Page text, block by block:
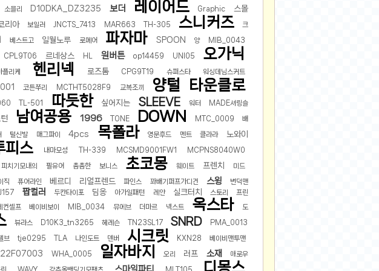
소믈리 D10DKA_DZ3235 보더 레이어드 Graphic
스몰
리아 보일러 JNCTS_7413 MAR663 TH-305 스니커즈 크
베스트고 일월노루 로메어 파자마 SPOON 양 MIB_0043
CPL9T06 르네상스 HL 원버튼 op14459 UNI05 오가닉
플리케 헨리넥 로즈톰 CPG9T19 슈퍼스타 워싱데님스커트
코튼쭈리 MCTHT5028F9 교복조끼 양털 타운클로
TL-501 따듯한 싶어지는 SLEEVE 워터 MADE셔링슬
남여공용 1996 TONE DOWN MTC_0009 배
털신발 매그파이 4pcs 목폴라 영문후드 멘트 클라라
노와이
피스 내마모성 TH-339 MCSMD9001FW1 MCPNS8040W0
피치기모내의 필유어 촘촘한 보니스 초코몽 웨이트 프렌치 미드
직 퓨어라인 베르디 리얼프렌드 파인스 꽈배기퍼프가디건 스윙
변덕맨
팝컬러 두칸타이포 딤옹 아가일패턴 레안 실크터치 스토리
프린
컨셀프 베이비보이 MIB_0034 뮤에브 더마르 넥스트 옥스타 도
뷰라스 D10K3_tn3265 헤레슨 TN23SL17 SNRD PMA_0013
브 tje0295 TLA 나인도트 덴버 시크릿 KXN28 베이비맨투맨
WHA_0005 일자바지 오리 러프 소재 애로우
디몽스